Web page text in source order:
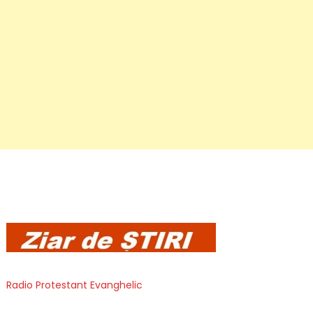
Radio Protestant Evanghelic